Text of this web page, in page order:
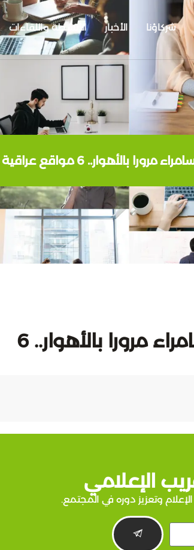
شركاؤنا الأخبار الأنشطة واللقاءات
عراقية على لائحة التراث العالمي
# ويكي يلا من بابل وآشور إلى ملوية سامراء مرورا بالأهوار.. 6
الإعلامي
وتعزيز دوره في المجتمع.